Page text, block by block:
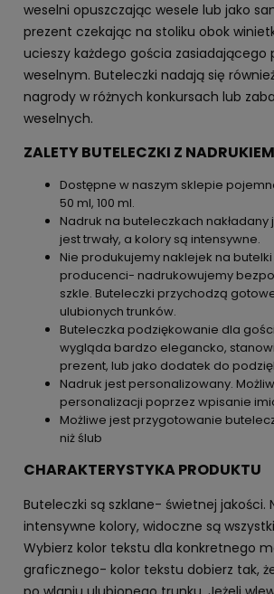
weselni opuszczając wesele lub jako
prezent czekając na stoliku obok
ucieszy każdego gościa zasiadającego
weselnym. Buteleczki nadają się
nagrody w różnych konkursach lub
weselnych.
ZALETY BUTELECZKI Z
Dostępne w naszym sklepie
50 ml, 100 ml.
Nadruk na buteleczkach
jest trwały, a kolory są intensywne.
Nie produkujemy naklejek na butelki
producenci- nadrukowujemy
szkle. Buteleczki przychodzą
ulubionych trunków.
Buteleczka podziękowanie dla
wygląda bardzo elegancko,
prezent, lub jako dodatek do
Nadruk jest personalizowany.
personalizacji poprzez wpisanie
Możliwe jest przygotowanie
niż ślub
CHARAKTERYSTYKA PRODUKTU
Buteleczki są szklane- świetnej jakości.
intensywne kolory, widoczne są
Wybierz kolor tekstu dla konkretnego
graficznego- kolor tekstu dobierz tak,